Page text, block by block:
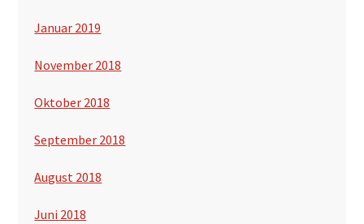
Januar 2019
November 2018
Oktober 2018
September 2018
August 2018
Juni 2018